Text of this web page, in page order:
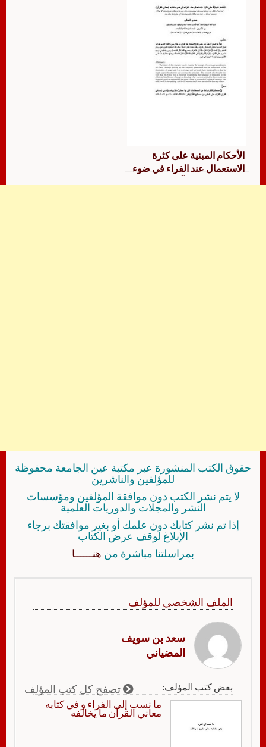
الأحكام المبنية على كثرة
الاستعمال عند الفراء في ضوء
حقوق الكتب المنشورة عبر مكتبة عين الجامعة محفوظة
للمؤلفين والناشرين
لا يتم نشر الكتب دون موافقة المؤلفين ومؤسسات
النشر والمجلات والدوريات العلمية
إذا تم نشر كتابك دون علمك أو بغير موافقتك برجاء
الإبلاغ لوقف عرض الكتاب
بمراسلتنا مباشرة من هنــــــا
الملف الشخصي للمؤلف
سعد بن سويف
المضياني
بعض كتب المؤلف: تصفح كل كتب المؤلف
ما نسب إلى الفراء و في كتابه
معاني القرآن ما يخالفه